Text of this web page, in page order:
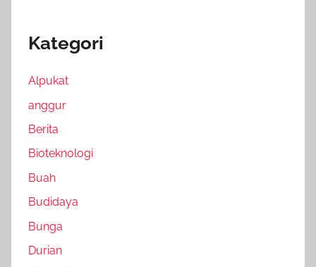
Kategori
Alpukat
anggur
Berita
Bioteknologi
Buah
Budidaya
Bunga
Durian